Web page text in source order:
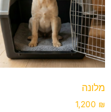
מלונה
1,200 ₪